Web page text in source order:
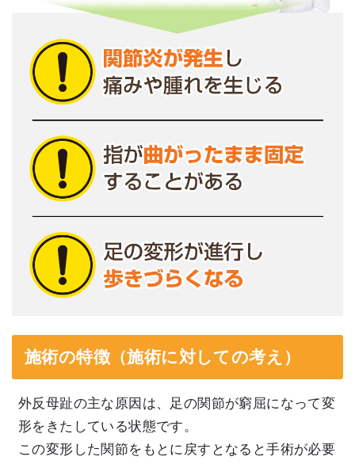
施術の特徴（施術に対しての考え）
外反母趾の主な原因は、足の関節が窮屈になって変
形をきたしている状態です。
この変形した関節をもとに戻すとなると手術が必要